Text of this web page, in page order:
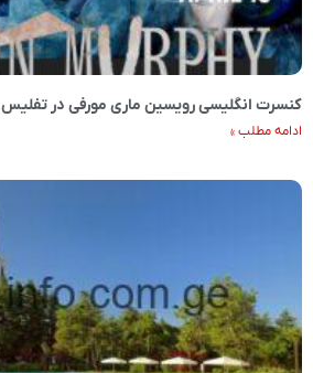
کنسرت انگلیسی رویسین ماری مورفی در تفلیس
ادامه مطلب »